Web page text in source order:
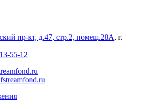
пр-кт, д.47, стр.2, помещ.28А, г.
55-12